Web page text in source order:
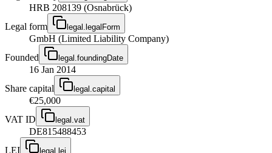
HRB 208139 (Osnabrück)
Legal form
legal.legalForm
GmbH (Limited Liability Company)
Founded
legal.foundingDate
16 Jan 2014
Share capital
legal.capital
€25,000
VAT ID
legal.vat
DE815488453
LEI
legal.lei